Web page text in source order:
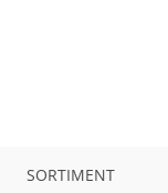
SORTIMENT